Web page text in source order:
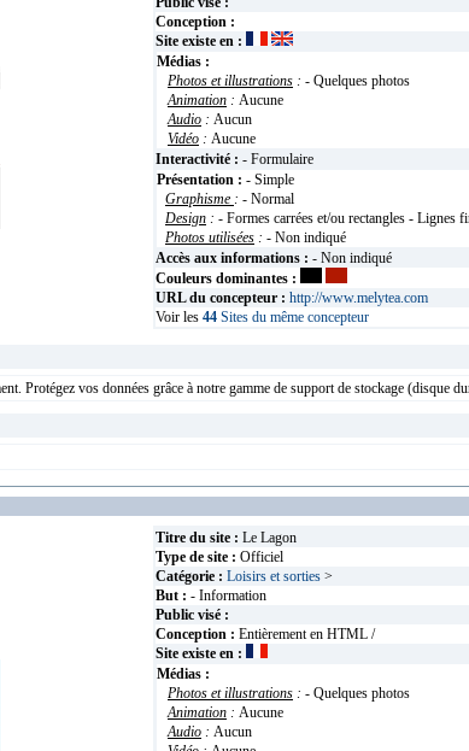
Conception :
Site existe en :
Médias :
Photos et illustrations : - Quelques photos
Animation : Aucune
Audio : Aucun
Vidéo : Aucune
Interactivité : - Formulaire
Présentation : - Simple
Graphisme : - Normal
Design : - Formes carrées et/ou rectangles - Lignes
Photos utilisées : - Non indiqué
Accès aux informations : - Non indiqué
Couleurs dominantes :
URL du concepteur : http://www.melytea.com
Voir les 44 Sites du même concepteur
Protégez vos données grâce à notre gamme de support de stockage (disque
Titre du site : Le Lagon
Type de site : Officiel
Catégorie : Loisirs et sorties >
But : - Information
Public visé :
Conception : Entièrement en HTML /
Site existe en :
Médias :
Photos et illustrations : - Quelques photos
Animation : Aucune
Audio : Aucun